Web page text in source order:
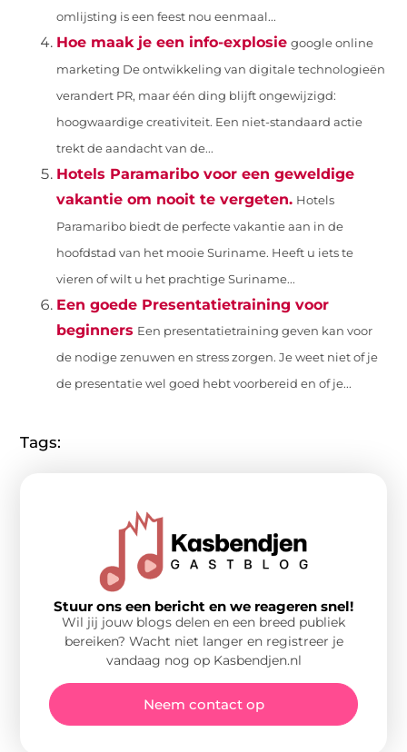
omlijsting is een feest nou eenmaal...
Hoe maak je een info-explosie google online
marketing De ontwikkeling van digitale technologieën
verandert PR, maar één ding blijft ongewijzigd:
hoogwaardige creativiteit. Een niet-standaard actie
trekt de aandacht van de...
Hotels Paramaribo voor een geweldige
vakantie om nooit te vergeten. Hotels
Paramaribo biedt de perfecte vakantie aan in de
hoofdstad van het mooie Suriname. Heeft u iets te
vieren of wilt u het prachtige Suriname...
Een goede Presentatietraining voor
beginners Een presentatietraining geven kan voor
de nodige zenuwen en stress zorgen. Je weet niet of je
de presentatie wel goed hebt voorbereid en of je...
Tags:
Stuur ons een bericht en we reageren snel!
Wil jij jouw blogs delen en een breed publiek
bereiken? Wacht niet langer en registreer je
vandaag nog op Kasbendjen.nl
Neem contact op